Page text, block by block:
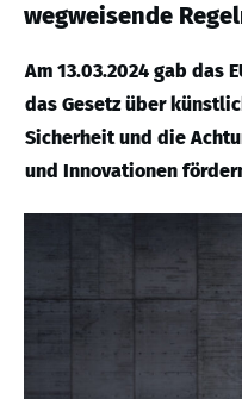
wegweisende
Am 13.03.2024 gab das
das Gesetz über
Sicherheit und die
und Innovationen